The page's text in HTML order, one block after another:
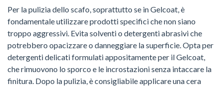
Per la pulizia dello scafo, soprattutto se in Gelcoat, è
fondamentale utilizzare prodotti specifici che non siano
troppo aggressivi. Evita solventi o detergenti abrasivi che
potrebbero opacizzare o danneggiare la superficie. Opta per
detergenti delicati formulati appositamente per il Gelcoat,
che rimuovono lo sporco e le incrostazioni senza intaccare la
finitura. Dopo la pulizia, è consigliabile applicare una cera